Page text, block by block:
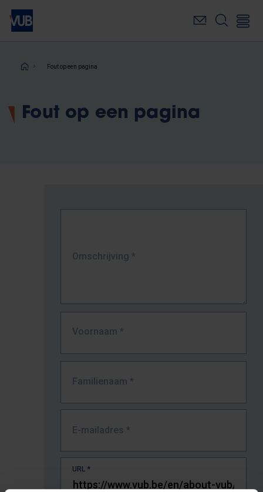
Overslaan
naar
inhoudKruimelpad
Fout op een pagina
Fout op een pagina
Omschrijving *
Voornaam *
Familienaam *
E-mailadres *
URL *